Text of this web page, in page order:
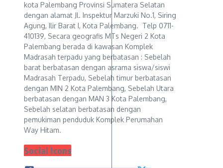
kota Palembang Provinsi Sumatera Selatan
dengan alamat Jl. Inspektur Marzuki No.1, Siring
Agung, Ilir Barat I, Kota Palembang. Telp 0711-
410139, Secara geografis MTs Negeri 2 Kota
Palembang berada di kawasan Komplek
Madrasah terpadu yang berbatasan : Sebelah
barat berbatasan dengan asrama siswa/siswi
Madrasah Terpadu, Sebelah timur berbatasan
dengan MIN 2 Kota Palembang, Sebelah Utara
berbatasan dengan MAN 3 Kota Palembang,
Sebelah selatan berbatasan dengan
pemukiman penduduk Komplek Perumahan
Way Hitam.
Social Icons